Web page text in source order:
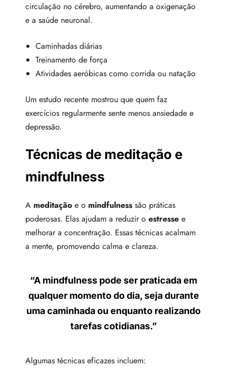
circulação no cérebro, aumentando a oxigenação
e a saúde neuronal.
Caminhadas diárias
Treinamento de força
Atividades aeróbicas como corrida ou natação
Um estudo recente mostrou que quem faz
exercícios regularmente sente menos ansiedade e
depressão.
Técnicas de meditação e
mindfulness
A meditação e o mindfulness são práticas
poderosas. Elas ajudam a reduzir o estresse e
melhorar a concentração. Essas técnicas acalmam
a mente, promovendo calma e clareza.
“A mindfulness pode ser praticada em
qualquer momento do dia, seja durante
uma caminhada ou enquanto realizando
tarefas cotidianas.”
Algumas técnicas eficazes incluem: